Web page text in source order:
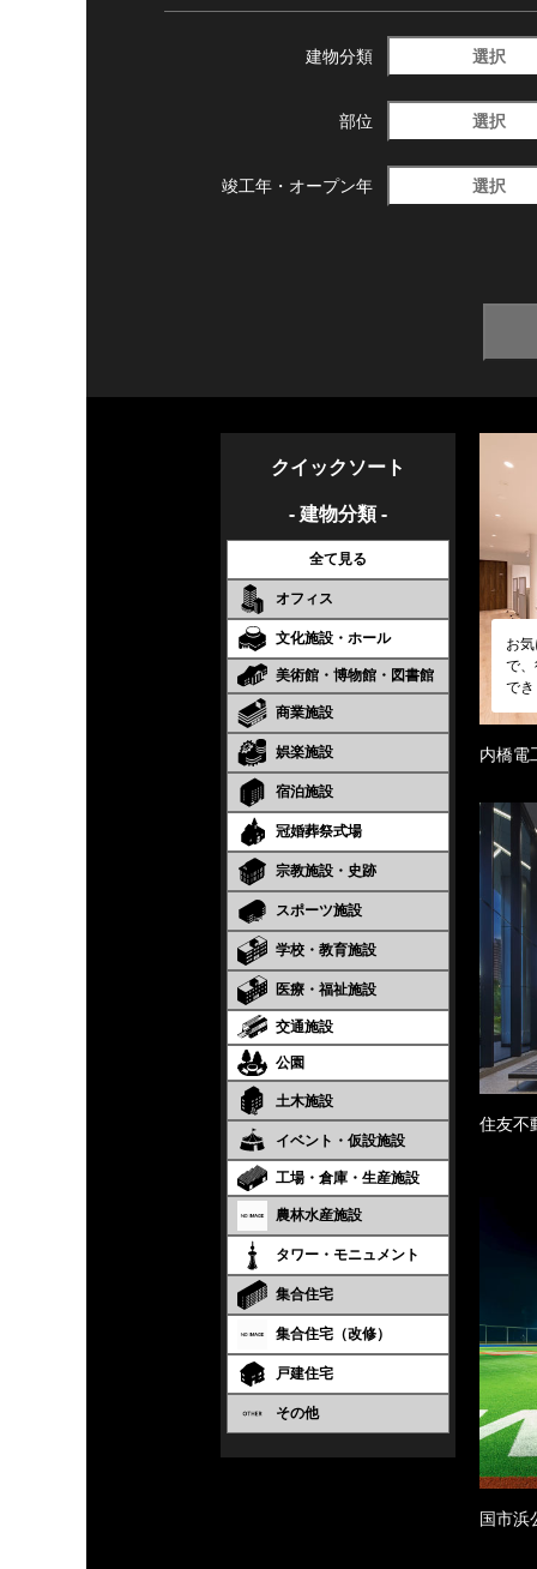
建物分類 選択
部位 選択
竣工年・ オープン年 選択
クイックソート
- 建物分類 -
全て見る
オフィス
文化施設・ホール
美術館・博物館・図書館
商業施設
娯楽施設
宿泊施設
冠婚葬祭式場
宗教施設・史跡
スポーツ施設
学校・教育施設
医療・福祉施設
交通施設
公園
土木施設
イベント・仮設施設
工場・倉庫・生産施設
農林水産施設
タワー・モニュメント
集合住宅
集合住宅（改修）
戸建住宅
その他
お
で
で
内橋電
住友不
国市浜